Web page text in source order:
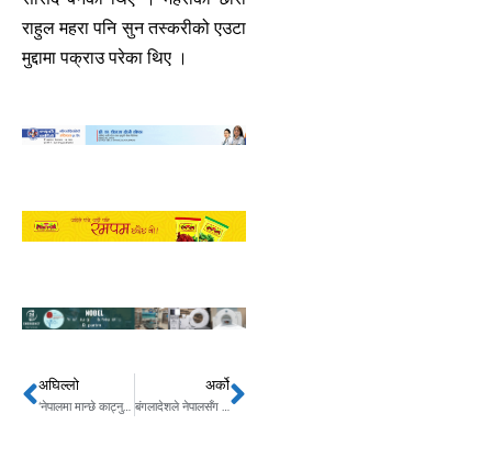
राहुल महरा पनि सुन तस्करीको एउटा
मुद्दामा पक्राउ परेका थिए ।
Prev
अघिल्लो
‘नेपालमा मान्छे काट्नु भन्दा रुख काट्नु अप्ठ्यारो‘
अर्को
बंगलादेशले नेपालसँग थप २० मेगावाट बिजुली किन्नेNext